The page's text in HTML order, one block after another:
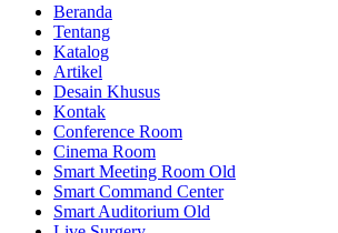
Beranda
Tentang
Katalog
Artikel
Desain Khusus
Kontak
Conference Room
Cinema Room
Smart Meeting Room Old
Smart Command Center
Smart Auditorium Old